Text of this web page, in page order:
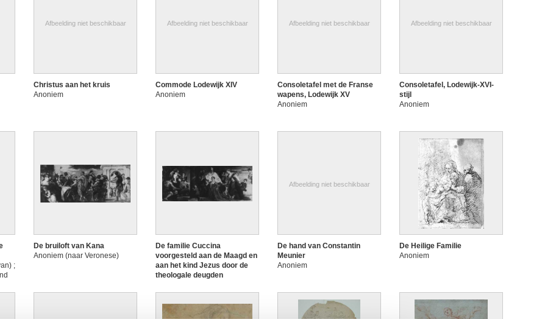
Afbeelding niet beschikbaar
Christus aan het kruis
Anoniem
Afbeelding niet beschikbaar
Commode Lodewijk XIV
Anoniem
Afbeelding niet beschikbaar
Consoletafel met de Franse
wapens, Lodewijk XV
Anoniem
Afbeelding niet beschikbaar
Consoletafel, Lodewijk-XVI-
stijl
Anoniem
;
De bruiloft van Kana
Anoniem (naar Veronese)
De familie Cuccina
voorgesteld aan de Maagd en
aan het kind Jezus door de
theologale deugden
Afbeelding niet beschikbaar
De hand van Constantin
Meunier
Anoniem
De Heilige Familie
Anoniem